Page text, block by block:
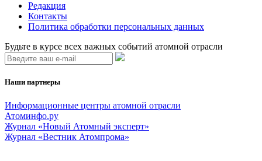
Редакция
Контакты
Политика обработки персональных данных
Будьте в курсе всех важных событий атомной отрасли
Наши партнеры
Информационные центры атомной отрасли
Атоминфо.ру
Журнал «Новый Атомный эксперт»
Журнал «Вестник Атомпрома»